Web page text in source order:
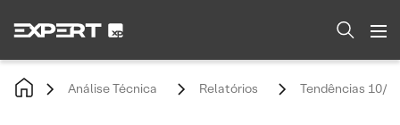
Análise Técnica Relatórios Tendências 10/